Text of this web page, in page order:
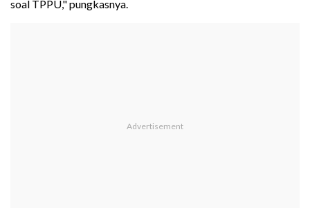
soal TPPU," pungkasnya.